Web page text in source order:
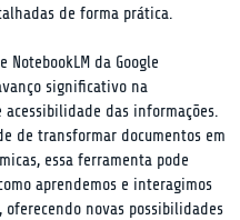
de forma prática.
da Google
significativo na
das informações.
de transformar documentos em
essa ferramenta pode
aprendemos e interagimos
oferecendo novas possibilidades